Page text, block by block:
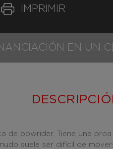
IMPRIMIR
EN UN
de bowrider. Tiene una
suele ser difícil de